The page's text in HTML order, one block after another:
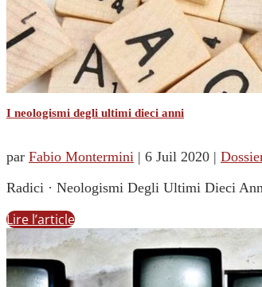
I neologismi degli ultimi dieci anni
par Fabio Montermini | 6 Juil 2020 |
Radici · Neologismi Degli Ultimi Dieci
Lire l’article